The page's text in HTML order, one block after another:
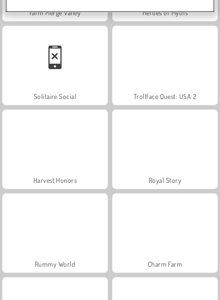
Farm Merge Valley Heroes of Myths
Solitaire Social Trollface Quest: USA 2
Harvest Honors Royal Story
Rummy World Charm Farm